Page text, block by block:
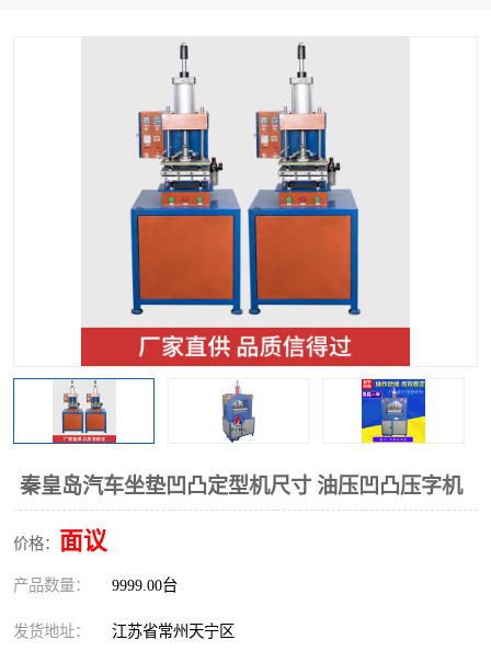
秦皇岛汽车坐垫凹凸定型机尺寸 油压凹凸压字机
价格： 面议
产品数量： 9999.00台
发货地址： 江苏省常州天宁区
自动超声波打片成型机
泡壳包装封口机 海绵产品成型机